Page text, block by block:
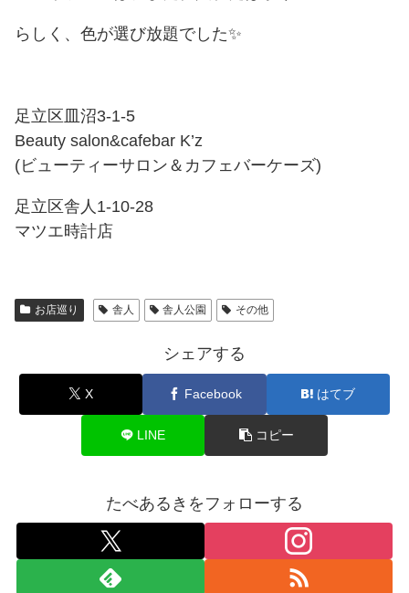
らしく、色が選び放題でした✨
足立区皿沼3-1-5
Beauty salon&cafebar K’z
(ビューティーサロン＆カフェバーケーズ)
足立区舎人1-10-28
マツエ時計店
お店巡り 舎人 舎人公園 その他
シェアする
X Facebook はてブ
LINE コピー
たべあるきをフォローする